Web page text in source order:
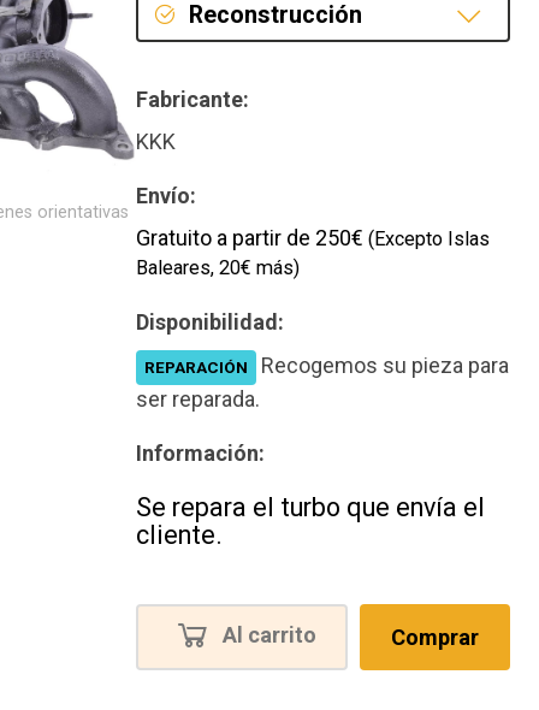
Reconstrucción
Fabricante:
KKK
Envío:
Gratuito a partir de 250€ (Excepto Islas
Baleares, 20€ más)
Disponibilidad:
REPARACIÓN
Recogemos su pieza para
ser reparada.
Información:
Se repara el turbo que envía el
cliente.
Al carrito Comprar
orientativas